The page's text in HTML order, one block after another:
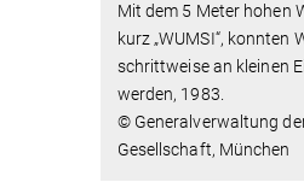
Mit dem 5 Meter hohen
kurz „WUMSI“, konnten
schrittweise an kleinen
werden, 1983.
© Generalverwaltung
Gesellschaft, München